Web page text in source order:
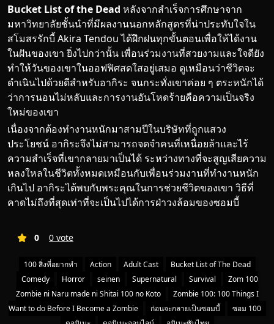
Bucket List of the Dead หลังจากสำเร็จการศึกษาจาก
มหาวิทยาลัยชั้นนำที่มีผลงานนอกหลักสูตรที่น่าประทับใจใน
สโมสรรักบี้ Akira Tendou ได้ฝึกฝนทุกขั้นตอนเพื่อให้ได้งาน
ในฝันของเขา ยิ่งไปกว่านั้น เพื่อนร่วมงานที่สวยงามและใจดียัง
ทำให้วันของเขาในออฟฟิศสดใสอยู่เสมอ ดูเหมือนว่าชีวิตจะ
ดำเนินไปด้วยดีสำหรับอากิระ จนกระทั่งเขาค่อย ๆ ตระหนักได้
ว่าการนอนไม่หลับและการงานอันโหดร้ายคือความเป็นจริง
ใหม่ของเขา
เนื่องจากต้องทำงานหนักมาสามปีในบริษัทที่ถูกแสวง
ประโยชน์ อากิระจึงไม่สามารถจดจำคนที่เหนื่อยล้าและไร้
ความสำเร็จที่เขากลายมาเป็นได้ ระหว่างทางที่จะสูญเสียความ
หลงใหลในชีวิตทั้งหมดเหมือนกับเพื่อนร่วมงานที่ทำงานหนัก
เกินไป อากิระได้พบกับพระคุณในการช่วยชีวิตของเขา วิธีที่
คาดไม่ถึงที่สุดเท่าที่จะเป็นไปได้การฝ่าวงล้อมของซอมบี้
0 0 vote
100 สิ่งที่อยากทำ Action Adult Cast
Bucket List of The Dead
Comedy
Horror seinen Supernatural Survival
Zom 100
Zombie ni Naru made ni Shitai 100 no Koto
Zombie 100: 100 Things I
Want to do Before I Become a Zombie
ก่อนจะกลายเป็นซอมบี้
ซอม 100